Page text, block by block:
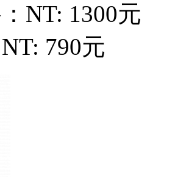
NT: 1300元
NT: 790元